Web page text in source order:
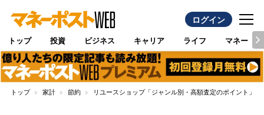
ログイン
トップ 投資 ビジネス キャリア ライフ マネー
トップ 家計 節約 リユースショップ「ジャンル別・高額査定のポイント」